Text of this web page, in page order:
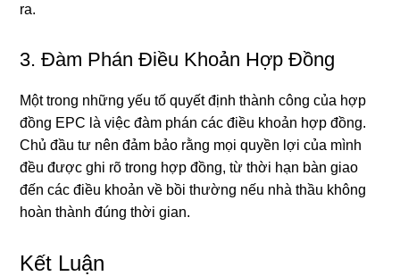
ra.
3. Đàm Phán Điều Khoản Hợp Đồng
Một trong những yếu tố quyết định thành công của hợp
đồng EPC là việc đàm phán các điều khoản hợp đồng.
Chủ đầu tư nên đảm bảo rằng mọi quyền lợi của mình
đều được ghi rõ trong hợp đồng, từ thời hạn bàn giao
đến các điều khoản về bồi thường nếu nhà thầu không
hoàn thành đúng thời gian.
Kết Luận